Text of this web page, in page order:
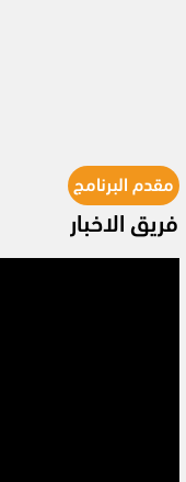
مقدم البرنامج
فريق الاخبار